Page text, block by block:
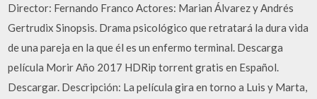
Director: Fernando Franco Actores: Marian Álvarez y Andrés
Gertrudix Sinopsis. Drama psicológico que retratará la dura vida
de una pareja en la que él es un enfermo terminal. Descarga
película Morir Año 2017 HDRip torrent gratis en Español.
Descargar. Descripción: La película gira en torno a Luis y Marta,